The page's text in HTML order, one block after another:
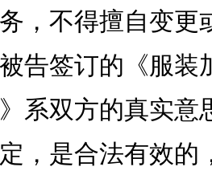
，不得擅自变更
告签订的《服装
》系双方的真实
，是合法有效的